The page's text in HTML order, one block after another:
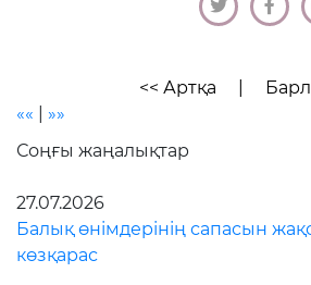
<< Артқа
««
»»
Соңғы жаңалықтар
27.07.2026
Балық өнімдерінің сапасын
көзқарас